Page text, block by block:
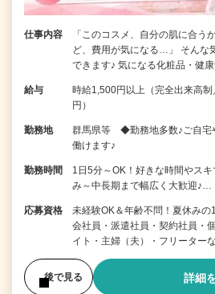
仕事内容
「このコスメ、自分の肌に合う
ど、費用が気になる…」 そんな
できます♪ 気になる化粧品・健
給与
時給1,500円以上（完全出来高
円）
勤務地
群馬県等 ◆勤務地多数♪ご自宅
働けます♪
勤務時間
1日5分～OK！好きな時間やス
み～中長期まで幅広く大歓迎♪…
応募資格
未経験OK＆年齢不問！夏休み
会社員・派遣社員・契約社員・
イト・主婦（夫）・フリーター
後で見る 詳細